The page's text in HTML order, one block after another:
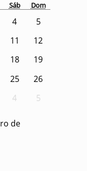
Sáb Dom
4
5
11
12
18
19
25
26
4 5
de